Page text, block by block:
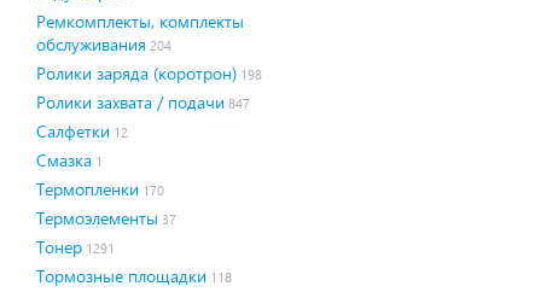
Ремкомплекты, комплекты
обслуживания 204
Ролики заряда (коротрон) 198
Ролики захвата / подачи 847
Салфетки 12
Смазка 1
Термопленки 170
Термоэлементы 37
Тонер 1291
Тормозные площадки 118